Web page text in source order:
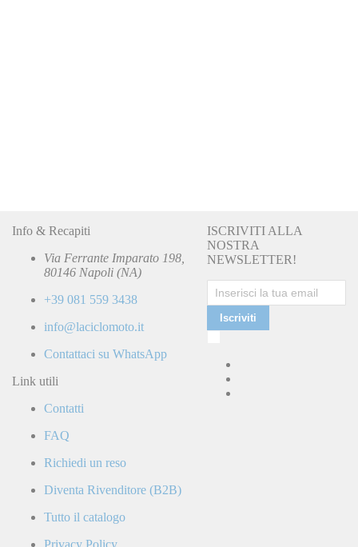
Info & Recapiti
Via Ferrante Imparato 198,
80146 Napoli (NA)
+39 081 559 3438
info@laciclomoto.it
Contattaci su WhatsApp
Link utili
Contatti
FAQ
Richiedi un reso
Diventa Rivenditore (B2B)
Tutto il catalogo
Privacy Policy
ISCRIVITI ALLA
NOSTRA
NEWSLETTER!
Iscriviti
e
accetto
la